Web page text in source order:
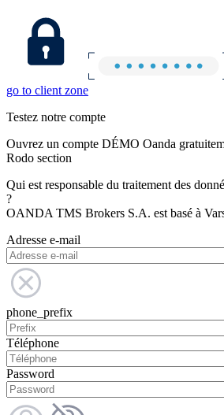
go to client zone
Testez notre compte
Ouvrez un compte DÉMO Oanda
Rodo section
Qui est responsable du traitement des
?
OANDA TMS Brokers S.A. est basé à
Adresse e-mail
phone_prefix
Téléphone
Password